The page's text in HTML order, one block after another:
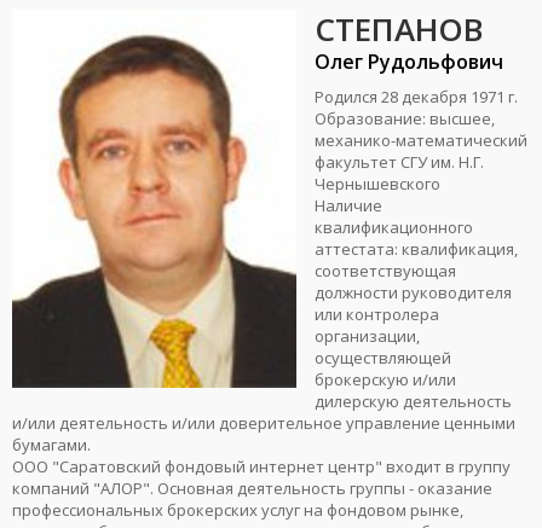
СТЕПАНОВ
Олег Рудольфович
Родился 28 декабря 1971 г.
Образование: высшее,
механико-математический
факультет СГУ им. Н.Г.
Чернышевского
Наличие
квалификационного
аттестата: квалификация,
соответствующая
должности руководителя
или контролера
организации,
осуществляющей
брокерскую и/или
дилерскую деятельность
и/или деятельность и/или доверительное управление ценными
бумагами.
ООО "Саратовский фондовый интернет центр" входит в группу
компаний "АЛОР". Основная деятельность группы - оказание
профессиональных брокерских услуг на фондовом рынке,